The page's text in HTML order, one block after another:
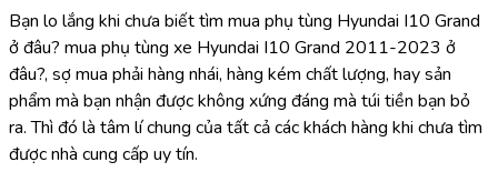
Bạn lo lắng khi chưa biết tìm mua phụ tùng Hyundai I10 Grand
ở đâu? mua phụ tùng xe Hyundai I10 Grand 2011-2023 ở
đâu?, sợ mua phải hàng nhái, hàng kém chất lượng, hay sản
phẩm mà bạn nhận được không xứng đáng mà túi tiền bạn bỏ
ra. Thì đó là tâm lí chung của tất cả các khách hàng khi chưa tìm
được nhà cung cấp uy tín.